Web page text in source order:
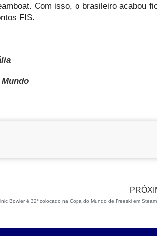
Com isso, o brasileiro acabou
FIS.
Mundo
Bowler é 32° colocado na Copa do Mundo de Freeski em